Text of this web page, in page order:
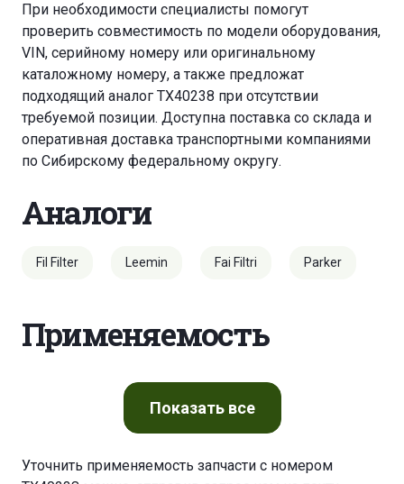
При необходимости специалисты помогут
проверить совместимость по модели оборудования,
VIN, серийному номеру или оригинальному
каталожному номеру, а также предложат
подходящий аналог TX40238 при отсутствии
требуемой позиции. Доступна поставка со склада и
оперативная доставка транспортными компаниями
по Сибирскому федеральному округу.
Аналоги
Fil Filter Leemin Fai Filtri Parker
Применяемость
Показатьвсе
Уточнить применяемость запчасти с номером